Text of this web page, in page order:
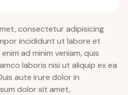
consectetur adipisicing
incididunt ut labore et
ad minim veniam, quis
laboris nisi ut aliquip ex ea
aute irure dolor in
dolor sit amet,